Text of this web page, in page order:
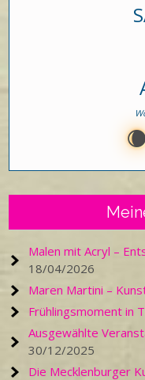
W
Malen mit Acryl –
18/04/2026
Maren Martini –
Frühlingsmoment in
Ausgewählte
30/12/2025
Die Mecklenburger